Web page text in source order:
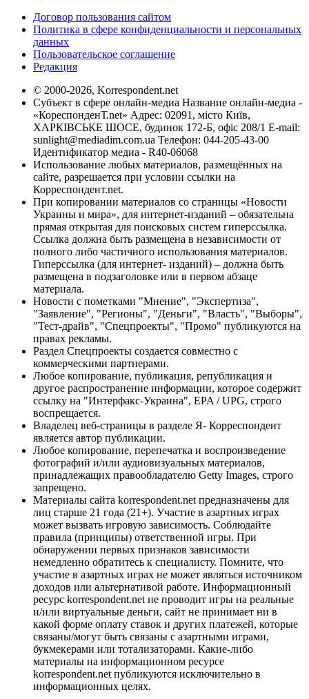
Договор пользования сайтом
Политика в сфере конфиденциальности и персональных
данных
Пользовательское соглашение
Редакция
© 2000-2026, Korrespondent.net
Субъект в сфере онлайн-медиа Название онлайн-медиа -
«КореспонденТ.net» Адрес: 02091, місто Київ,
ХАРКІВСЬКЕ ШОСЕ, будинок 172-Б, офіс 208/1 E-mail:
sunlight@mediadim.com.ua Телефон: 044-205-43-00
Идентификатор медиа - R40-06068
Использование любых материалов, размещённых на
сайте, разрешается при условии ссылки на
Корреспондент.net.
При копировании материалов со страницы «Новости
Украины и мира», для интернет-изданий – обязательна
прямая открытая для поисковых систем гиперссылка.
Ссылка должна быть размещена в независимости от
полного либо частичного использования материалов.
Гиперссылка (для интернет- изданий) – должна быть
размещена в подзаголовке или в первом абзаце
материала.
Новости с пометками "Мнение", "Экспертиза",
"Заявление", "Регионы", "Деньги", "Власть", "Выборы",
"Тест-драйв", "Спецпроекты", "Промо" публикуются на
правах рекламы.
Раздел Спецпроекты создается совместно с
коммерческими партнерами.
Любое копирование, публикация, републикация и
другое распространение информации, которое содержит
ссылку на "Интерфакс-Украина", EPA / UPG, строго
воспрещается.
Владелец веб-страницы в разделе Я- Корреспондент
является автор публикации.
Любое копирование, перепечатка и воспроизведение
фотографий и/или аудиовизуальных материалов,
принадлежащих правообладателю Getty Images, строго
запрещено.
Материалы сайта korrespondent.net предназначены для
лиц старше 21 года (21+). Участие в азартных играх
может вызвать игровую зависимость. Соблюдайте
правила (принципы) ответственной игры. При
обнаружении первых признаков зависимости
немедленно обратитесь к специалисту. Помните, что
участие в азартных играх не может являться источником
доходов или альтернативой работе. Информационный
ресурс korrespondent.net не проводит игры на реальные
и/или виртуальные деньги, сайт не принимает ни в
какой форме оплату ставок и других платежей, которые
связаны/могут быть связаны с азартными играми,
букмекерами или тотализаторами. Какие-либо
материалы на информационном ресурсе
korrespondent.net публикуются исключительно в
информационных целях.